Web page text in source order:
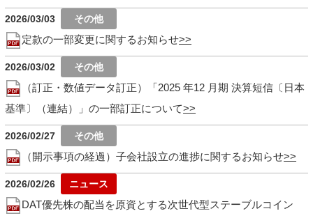
2026/03/03
定款の一部変更に関するお知らせ
2026/03/02
（訂正・数値データ訂正）「2025 年12 月期 決算短信〔日本
基準〕（連結）」の一部訂正について
2026/02/27
（開示事項の経過）子会社設立の進捗に関するお知らせ
2026/02/26
DAT優先株の配当を原資とする次世代型ステーブルコイン